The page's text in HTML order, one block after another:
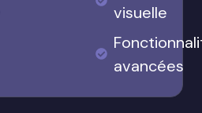
visuelle
avancées